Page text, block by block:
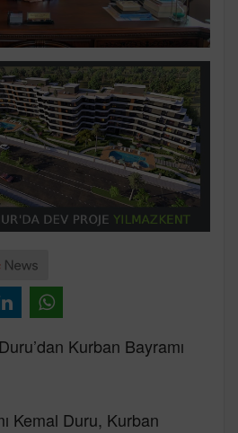
Kurban Bayramı
Kemal Duru, Kurban